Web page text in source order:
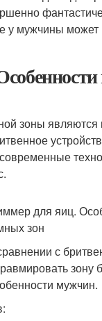
у мужчины
зоны
с
мужчин.